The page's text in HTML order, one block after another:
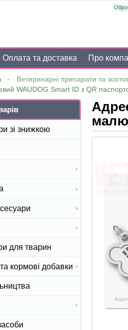
Оплата та доставка Про
Ветеринарні препарати та
WAUDOG Smart ID з QR
зі знижкою
для тварин
кормові добавки